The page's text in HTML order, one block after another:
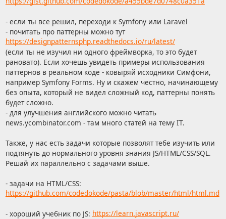
- если ты все решил, переходи к Symfony или Laravel
- почитать про паттерны можно тут
https://designpatternsphp.readthedocs.io/ru/latest/
(если ты не изучил ни одного фреймворка, то это будет
рановато). Если хочешь увидеть примеры использования
паттернов в реальном коде - ковыряй исходники Симфони,
например Symfony Forms. Ну и скажем честно, начинающему
без опыта, который не видел сложный код, паттерны понять
будет сложно.
- для улучшения английского можно читать
news.ycombinator.com - там много статей на тему IT.
Также, у нас есть задачи которые позволят тебе изучить или
подтянуть до нормального уровня знания JS/HTML/CSS/SQL.
Решай их параллельно с задачами выше.
- задачи на HTML/CSS:
https://github.com/codedokode/pasta/blob/master/html/html.md
- хороший учебник по JS: https://learn.javascript.ru/